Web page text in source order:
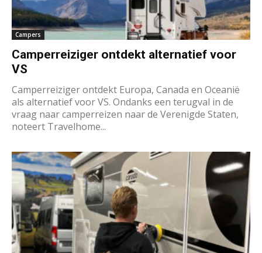
Campers
Camperreiziger ontdekt alternatief voor
VS
Camperreiziger ontdekt Europa, Canada en Oceanië
als alternatief voor VS. Ondanks een terugval in de
vraag naar camperreizen naar de Verenigde Staten,
noteert Travelhome...